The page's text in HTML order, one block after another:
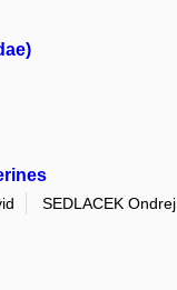
SEDLACEK Ondrej